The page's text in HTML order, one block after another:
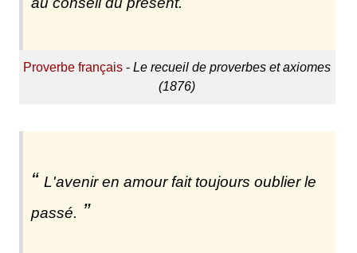
Proverbe français -Le recueil de proverbes et axiomes
(1876)
L'avenir en amour fait toujours oublier le
passé.